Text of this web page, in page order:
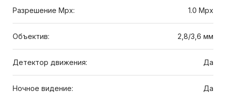
Разрешение Mpx: 1.0 Mpx
Объектив: 2,8/3,6 мм
Детектор движения: Да
Ночное видение: Да